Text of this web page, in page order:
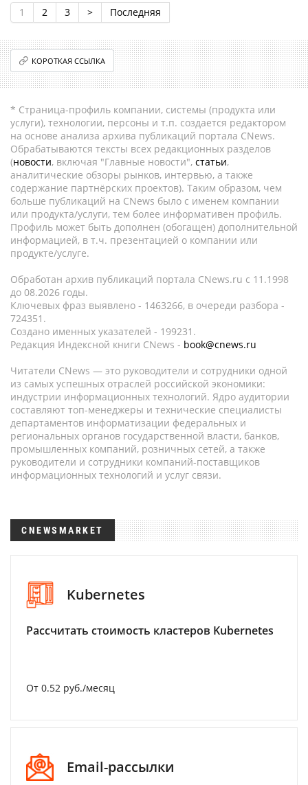
1 2 3 > Последняя
КОРОТКАЯ ССЫЛКА
* Страница-профиль компании, системы (продукта или
услуги), технологии, персоны и т.п. создается редактором
на основе анализа архива публикаций портала CNews.
Обрабатываются тексты всех редакционных разделов
(новости, включая "Главные новости", статьи,
аналитические обзоры рынков, интервью, а также
содержание партнёрских проектов). Таким образом, чем
больше публикаций на CNews было с именем компании
или продукта/услуги, тем более информативен профиль.
Профиль может быть дополнен (обогащен) дополнительной
информацией, в т.ч. презентацией о компании или
продукте/услуге.
Обработан архив публикаций портала CNews.ru c 11.1998
до 08.2026 годы.
Ключевых фраз выявлено - 1463266, в очереди разбора -
724351.
Создано именных указателей - 199231.
Редакция Индексной книги CNews - book@cnews.ru
Читатели CNews — это руководители и сотрудники одной
из самых успешных отраслей российской экономики:
индустрии информационных технологий. Ядро аудитории
составляют топ-менеджеры и технические специалисты
департаментов информатизации федеральных и
региональных органов государственной власти, банков,
промышленных компаний, розничных сетей, а также
руководители и сотрудники компаний-поставщиков
информационных технологий и услуг связи.
CNEWSMARKET
Kubernetes
Рассчитать стоимость кластеров Kubernetes
От 0.52 руб./месяц
Email-рассылки